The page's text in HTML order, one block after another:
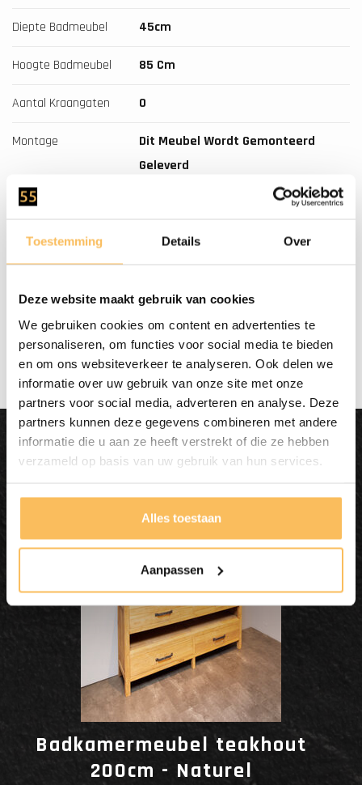
Toestemming Details Over
Deze website maakt gebruik van cookies
We gebruiken cookies om content en advertenties te
personaliseren, om functies voor social media te bieden
en om ons websiteverkeer te analyseren. Ook delen we
informatie over uw gebruik van onze site met onze
partners voor social media, adverteren en analyse. Deze
partners kunnen deze gegevens combineren met andere
informatie die u aan ze heeft verstrekt of die ze hebben
verzameld op basis van uw gebruik van hun services.
Alles toestaan
Aanpassen
Diepte Badmeubel 45cm
Hoogte Badmeubel 85 Cm
Aantal Kraangaten 0
Montage
Dit Meubel Wordt Gemonteerd
Geleverd
Soft-Close
Gratis bezorgd
Dit wordt'n
Enjoy
Badkamermeubel teakhout
200cm - Naturel